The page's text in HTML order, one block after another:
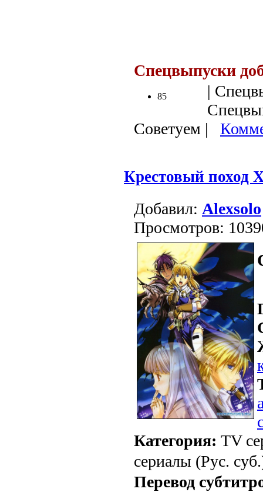
Спецвыпуски
85
|
Советуем |
Крестовый поход
Добавил: Alexsolo
Просмотров:
Категория: TV
сериалы (Рус.
Перевод